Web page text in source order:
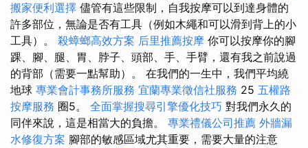
搬家便利選擇 儘管有這些限制，自我按摩可以到達身體的
許多部位，無論是否有工具（例如木繩和可以滑到背上的小
工具）。 殺蟑螂高效方案 后里推薦按摩 你可以按摩你的腳
踝、腳、腿、胃、脖子、頭部、手、手臂，還有我之前說過
的背部（需要一點幫助）。 在我們的一生中，我們平均繞
地球 專業會計事務所服務 宜蘭專業徵信社服務 25 五權路
按摩服務 圈5。 全面掌握搜尋引擎優化技巧 對我們永久的
同伴來說，這是相當大的負擔。 專業禮儀公司推薦 外牆漏
水修復方案 腳部的敏感區域尤其重要，需要大量的注意